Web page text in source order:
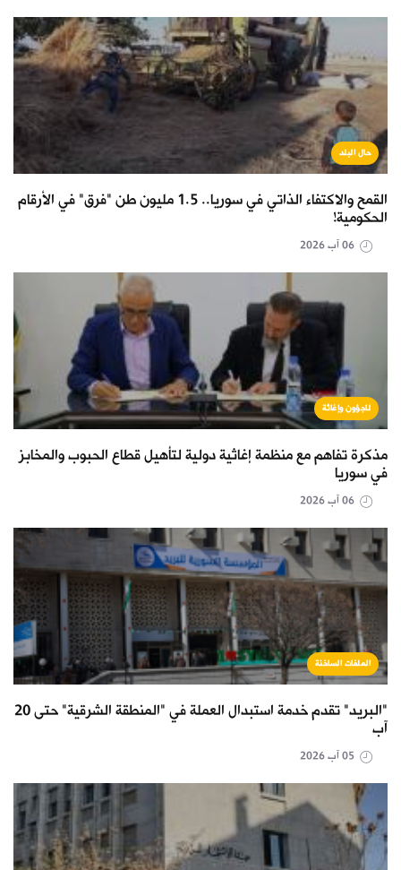
حال البلد
القمح والاكتفاء الذاتي في سوريا.. 1.5 مليون طن "فرق" في الأرقام
الحكومية!
لاجؤون وإغاثة
مذكرة تفاهم مع منظمة إغاثية دولية لتأهيل قطاع الحبوب والمخابز
في سوريا
الملفات الساخنة
"البريد" تقدم خدمة استبدال العملة في "المنطقة الشرقية" حتى 20
آب